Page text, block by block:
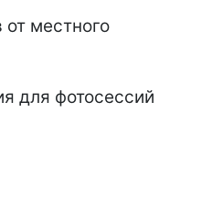
от местного
для фотосессий